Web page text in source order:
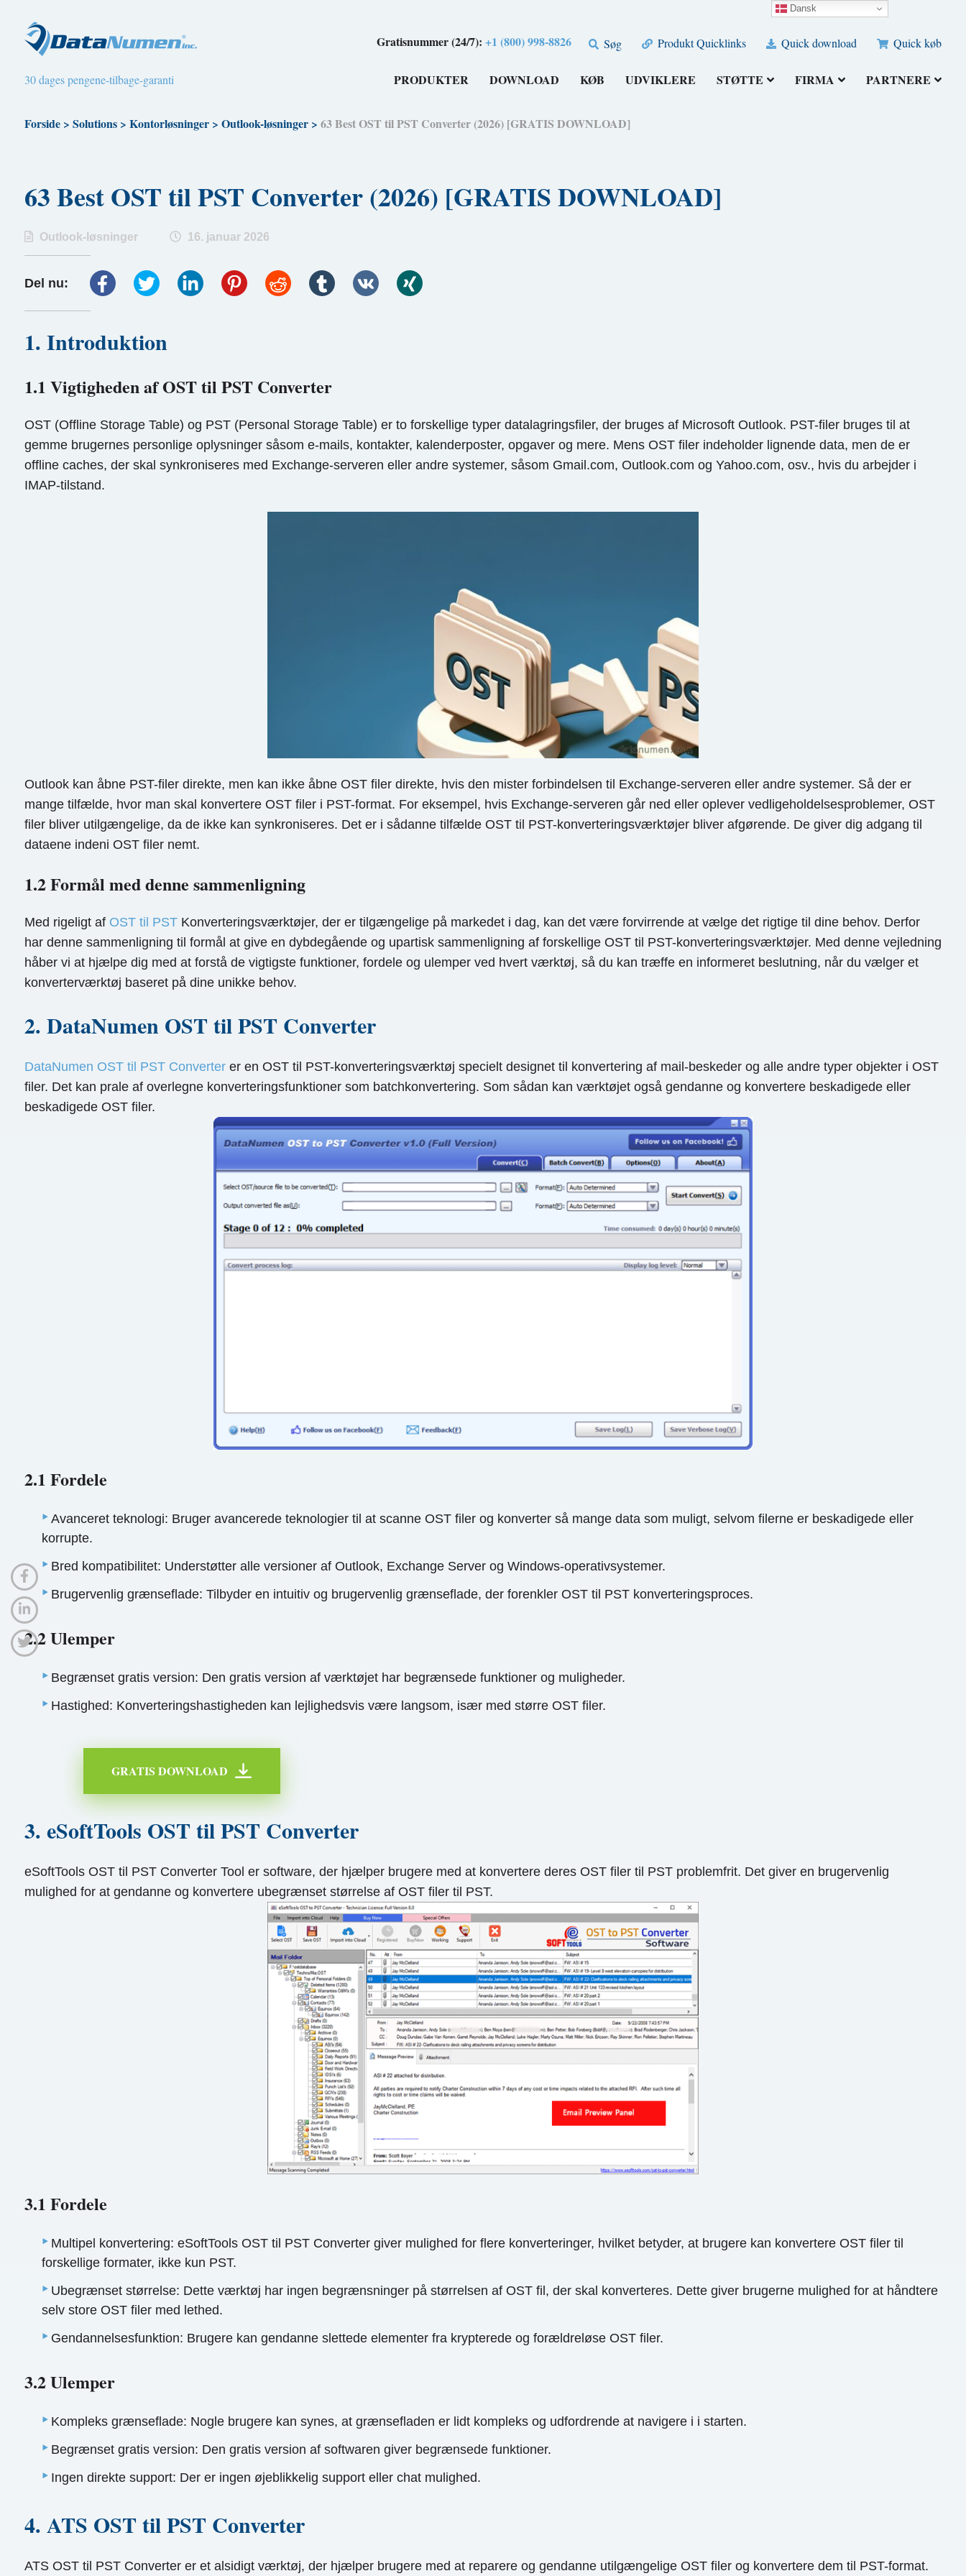
Gratisnummer (24/7):+1 (800) 998-8826 Søg Produkt Quicklinks Quick download Quick køb
30 dages pengene-tilbage-garanti PRODUKTER DOWNLOAD KØB UDVIKLERE STØTTE FIRMA PARTNERE
Forside> Solutions> Kontorløsninger> Outlook-løsninger> 63 Best OST til PST Converter (2026) [GRATIS DOWNLOAD]
63 Best OST til PST Converter (2026) [GRATIS DOWNLOAD]
Outlook-løsninger 16. januar 2026
Del nu:
1. Introduktion
1.1 Vigtigheden af OST til PST Converter
OST (Offline Storage Table) og PST (Personal Storage Table) er to forskellige typer datalagringsfiler, der bruges af Microsoft Outlook. PST-filer bruges til at
gemme brugernes personlige oplysninger såsom e-mails, kontakter, kalenderposter, opgaver og mere. Mens OST filer indeholder lignende data, men de er
offline caches, der skal synkroniseres med Exchange-serveren eller andre systemer, såsom Gmail.com, Outlook.com og Yahoo.com, osv., hvis du arbejder i
IMAP-tilstand.
Outlook kan åbne PST-filer direkte, men kan ikke åbne OST filer direkte, hvis den mister forbindelsen til Exchange-serveren eller andre systemer. Så der er
mange tilfælde, hvor man skal konvertere OST filer i PST-format. For eksempel, hvis Exchange-serveren går ned eller oplever vedligeholdelsesproblemer, OST
filer bliver utilgængelige, da de ikke kan synkroniseres. Det er i sådanne tilfælde OST til PST-konverteringsværktøjer bliver afgørende. De giver dig adgang til
dataene indeni OST filer nemt.
1.2 Formål med denne sammenligning
Med rigeligt af OST til PSTKonverteringsværktøjer, der er tilgængelige på markedet i dag, kan det være forvirrende at vælge det rigtige til dine behov. Derfor
har denne sammenligning til formål at give en dybdegående og upartisk sammenligning af forskellige OST til PST-konverteringsværktøjer. Med denne vejledning
håber vi at hjælpe dig med at forstå de vigtigste funktioner, fordele og ulemper ved hvert værktøj, så du kan træffe en informeret beslutning, når du vælger et
konverterværktøj baseret på dine unikke behov.
2. DataNumen OST til PST Converter
DataNumen OST til PST Converterer en OST til PST-konverteringsværktøj specielt designet til konvertering af mail-beskeder og alle andre typer objekter i OST
filer. Det kan prale af overlegne konverteringsfunktioner som batchkonvertering. Som sådan kan værktøjet også gendanne og konvertere beskadigede eller
beskadigede OST filer.
2.1 Fordele
Avanceret teknologi: Bruger avancerede teknologier til at scanne OST filer og konverter så mange data som muligt, selvom filerne er beskadigede eller
korrupte.
Bred kompatibilitet: Understøtter alle versioner af Outlook, Exchange Server og Windows-operativsystemer.
Brugervenlig grænseflade: Tilbyder en intuitiv og brugervenlig grænseflade, der forenkler OST til PST konverteringsproces.
2.2 Ulemper
Begrænset gratis version: Den gratis version af værktøjet har begrænsede funktioner og muligheder.
Hastighed: Konverteringshastigheden kan lejlighedsvis være langsom, især med større OST filer.
GRATIS DOWNLOAD
3. eSoftTools OST til PST Converter
eSoftTools OST til PST Converter Tool er software, der hjælper brugere med at konvertere deres OST filer til PST problemfrit. Det giver en brugervenlig
mulighed for at gendanne og konvertere ubegrænset størrelse af OST filer til PST.
3.1 Fordele
Multipel konvertering: eSoftTools OST til PST Converter giver mulighed for flere konverteringer, hvilket betyder, at brugere kan konvertere OST filer til
forskellige formater, ikke kun PST.
Ubegrænset størrelse: Dette værktøj har ingen begrænsninger på størrelsen af OST fil, der skal konverteres. Dette giver brugerne mulighed for at håndtere
selv store OST filer med lethed.
Gendannelsesfunktion: Brugere kan gendanne slettede elementer fra krypterede og forældreløse OST filer.
3.2 Ulemper
Kompleks grænseflade: Nogle brugere kan synes, at grænsefladen er lidt kompleks og udfordrende at navigere i i starten.
Begrænset gratis version: Den gratis version af softwaren giver begrænsede funktioner.
Ingen direkte support: Der er ingen øjeblikkelig support eller chat mulighed.
4. ATS OST til PST Converter
ATS OST til PST Converter er et alsidigt værktøj, der hjælper brugere med at reparere og gendanne utilgængelige OST filer og konvertere dem til PST-format.
Dansk